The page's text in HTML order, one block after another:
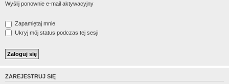
Wyślij ponownie e-mail aktywacyjny
Zapamiętaj mnie
Ukryj mój status podczas tej sesji
ZAREJESTRUJ SIĘ